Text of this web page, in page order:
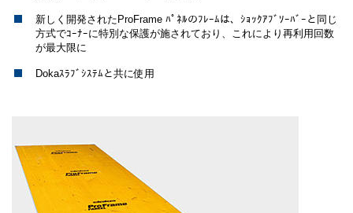
新しく開発されたProFrame ﾊﾟﾈﾙのﾌﾚｰﾑは、ｼｮｯｸｱﾌﾞｿｰﾊﾞｰと同じ
方式でｺｰﾅｰに特別な保護が施されており、これにより再利用回数
が最大限に
Dokaｽﾗﾌﾞｼｽﾃﾑと共に使用